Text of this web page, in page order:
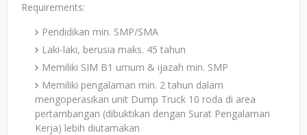
Requirements:
Pendidikan min. SMP/SMA
Laki-laki, berusia maks. 45 tahun
Memiliki SIM B1 umum & ijazah min. SMP
Memiliki pengalaman min. 2 tahun dalam
mengoperasikan unit Dump Truck 10 roda di area
pertambangan (dibuktikan dengan Surat Pengalaman
Kerja) lebih diutamakan